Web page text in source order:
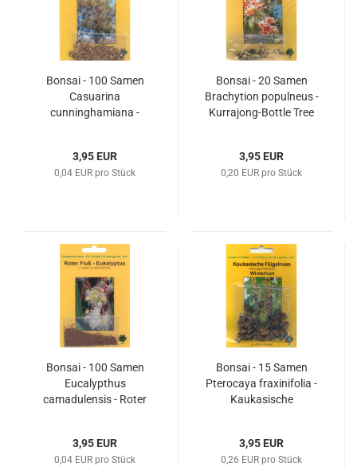
Bonsai - 100 Samen
Casuarina
cunninghamiana -
3,95 EUR
0,04 EUR pro Stück
Bonsai - 20 Samen
Brachytion populneus -
Kurrajong-Bottle Tree
3,95 EUR
0,20 EUR pro Stück
Bonsai - 100 Samen
Eucalypthus
camadulensis - Roter
3,95 EUR
0,04 EUR pro Stück
Bonsai - 15 Samen
Pterocaya fraxinifolia -
Kaukasische
3,95 EUR
0,26 EUR pro Stück